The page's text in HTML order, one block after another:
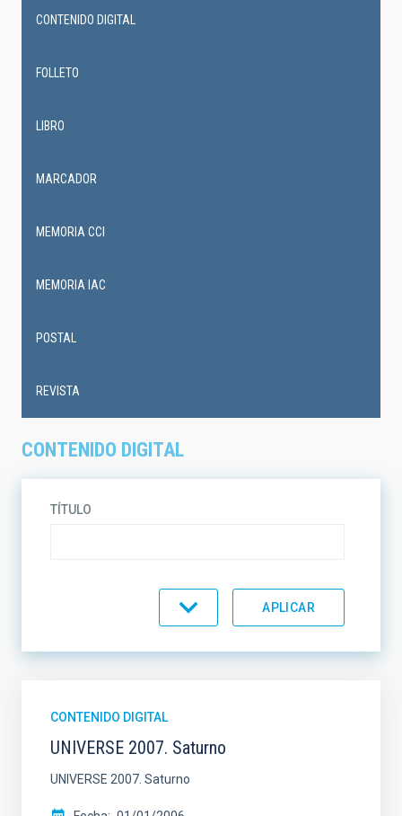
CONTENIDO DIGITAL
TÍTULO
ORDENAR
CONTENIDO DIGITAL
UNIVERSE 2007. Saturno
UNIVERSE 2007. Saturno
CONTENIDO DIGITAL
FOLLETO
LIBRO
MARCADOR
MEMORIA CCI
MEMORIA IAC
POSTAL
REVISTA